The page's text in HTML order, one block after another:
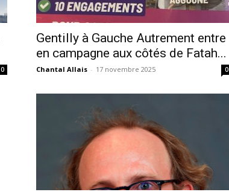
0
Gentilly à Gauche Autrement entre
en campagne aux côtés de Fatah...
Chantal Allais - 17 novembre 2025 0